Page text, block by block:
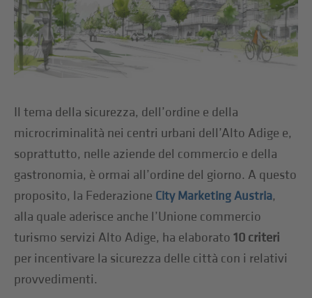
Il tema della sicurezza, dell’ordine e della
microcriminalità nei centri urbani dell’Alto Adige e,
soprattutto, nelle aziende del commercio e della
gastronomia, è ormai all’ordine del giorno. A questo
proposito, la Federazione City Marketing Austria,
alla quale aderisce anche l’Unione commercio
turismo servizi Alto Adige, ha elaborato10 criteri
per incentivare la sicurezza delle città con i relativi
provvedimenti.